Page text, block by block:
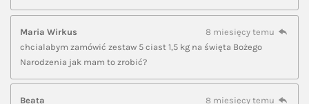
Maria Wirkus
8 miesięcy temu
chcialabym zamówić zestaw 5 ciast 1,5 kg na święta Bożego
Narodzenia jak mam to zrobić?
Beata
8 miesięcy temu